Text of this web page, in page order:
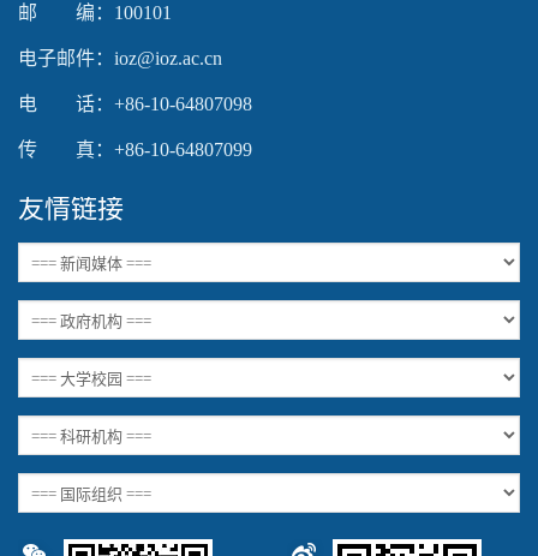
邮 编：100101
电子邮件：ioz@ioz.ac.cn
电 话：+86-10-64807098
传 真：+86-10-64807099
友情链接